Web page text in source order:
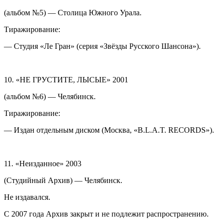
(альбом №5) — Столица Южного Урала.
Тиражирование:
— Студия «Ле Гран» (серия «Звёзды Русского Шансона»).
10. «НЕ ГРУСТИТЕ, ЛЫСЫЕ» 2001
(альбом №6) — Челябинск.
Тиражирование:
— Издан отдельным диском (Москва, «B.L.A.T. RECORDS»).
11. «Неизданное» 2003
(Студийный Архив) — Челябинск.
Не издавался.
С 2007 года Архив закрыт и не подлежит распространению.